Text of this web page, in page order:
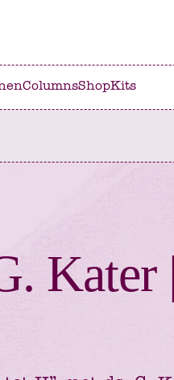
ColumnsShopKits
Kater |